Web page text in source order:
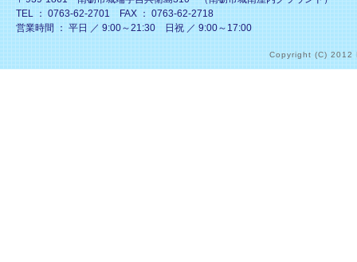
TEL ： 0763-62-2701 FAX ： 0763-62-2718
営業時間 ： 平日 ／ 9:00～21:30 日祝 ／ 9:00～17:00
Copyright (C) 2012